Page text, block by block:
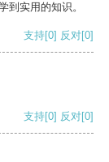
到实用的知识。
支持[0] 反对[0]
支持[0] 反对[0]